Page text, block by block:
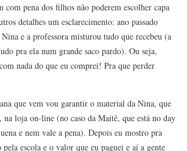
com pena dos filhos não poderem escolher capa
detalhes um esclarecimento: ano passado
e a professora misturou tudo que recebeu (a
pra ela num grande saco pardo). Ou seja,
nada do que eu comprei! Pra que perder
que vem vou garantir o material da Nina, que
loja on-line (no caso da Maitê, que está no day
e nem vale a pena). Depois eu mostro pra
escola e o valor que eu paguei e aí a gente